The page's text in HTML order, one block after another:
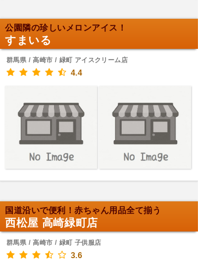
公園隣の珍しいメロンアイス！
すまいる
群馬県 / 高崎市 / 緑町 アイスクリーム店
4.4
国道沿いで便利！赤ちゃん用品全て揃う
西松屋 高崎緑町店
群馬県 / 高崎市 / 緑町 子供服店
3.6